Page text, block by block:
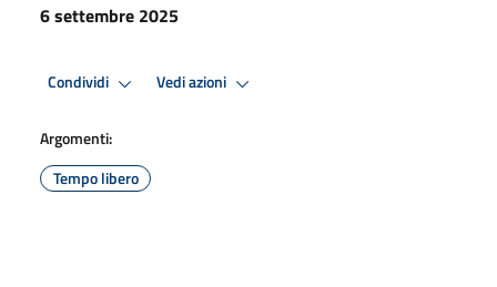
6 settembre 2025
Condividi Vedi azioni
Argomenti:
Tempo libero